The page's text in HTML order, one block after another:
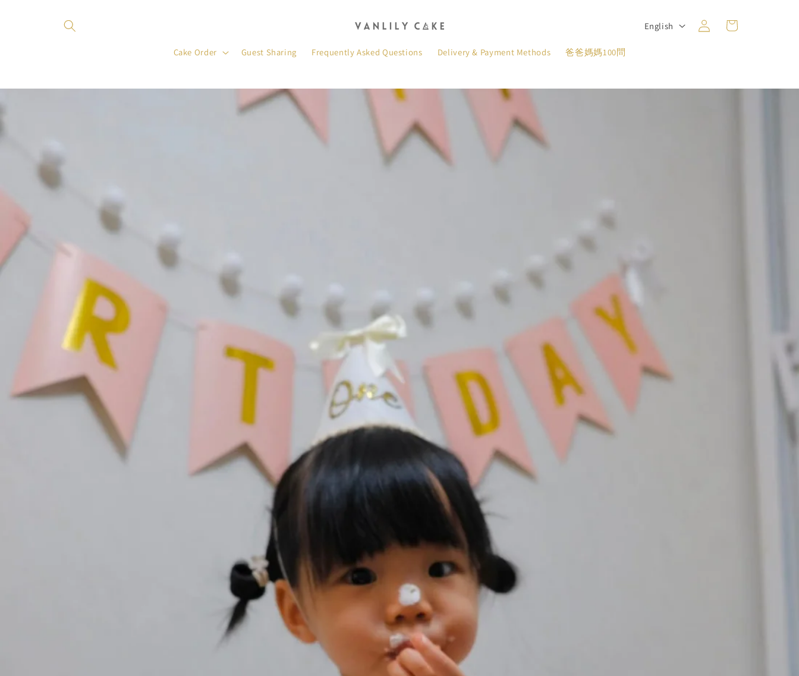
Cake Order Guest Sharing Frequently Asked Questions Delivery & Payment Methods 爸爸媽媽100問
g
English
Log
in
Cart